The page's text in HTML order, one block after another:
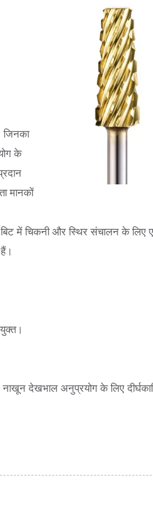
जिनका
के
मानकों
में चिकनी और स्थिर संचालन के
नाखून देखभाल अनुप्रयोग के लिए